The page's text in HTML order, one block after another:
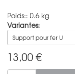
Poids:: 0.6 kg
Variantes:
Support pour fer U
13,00 €